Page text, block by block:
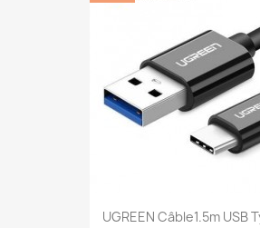
UGREEN Câble1.5m USB